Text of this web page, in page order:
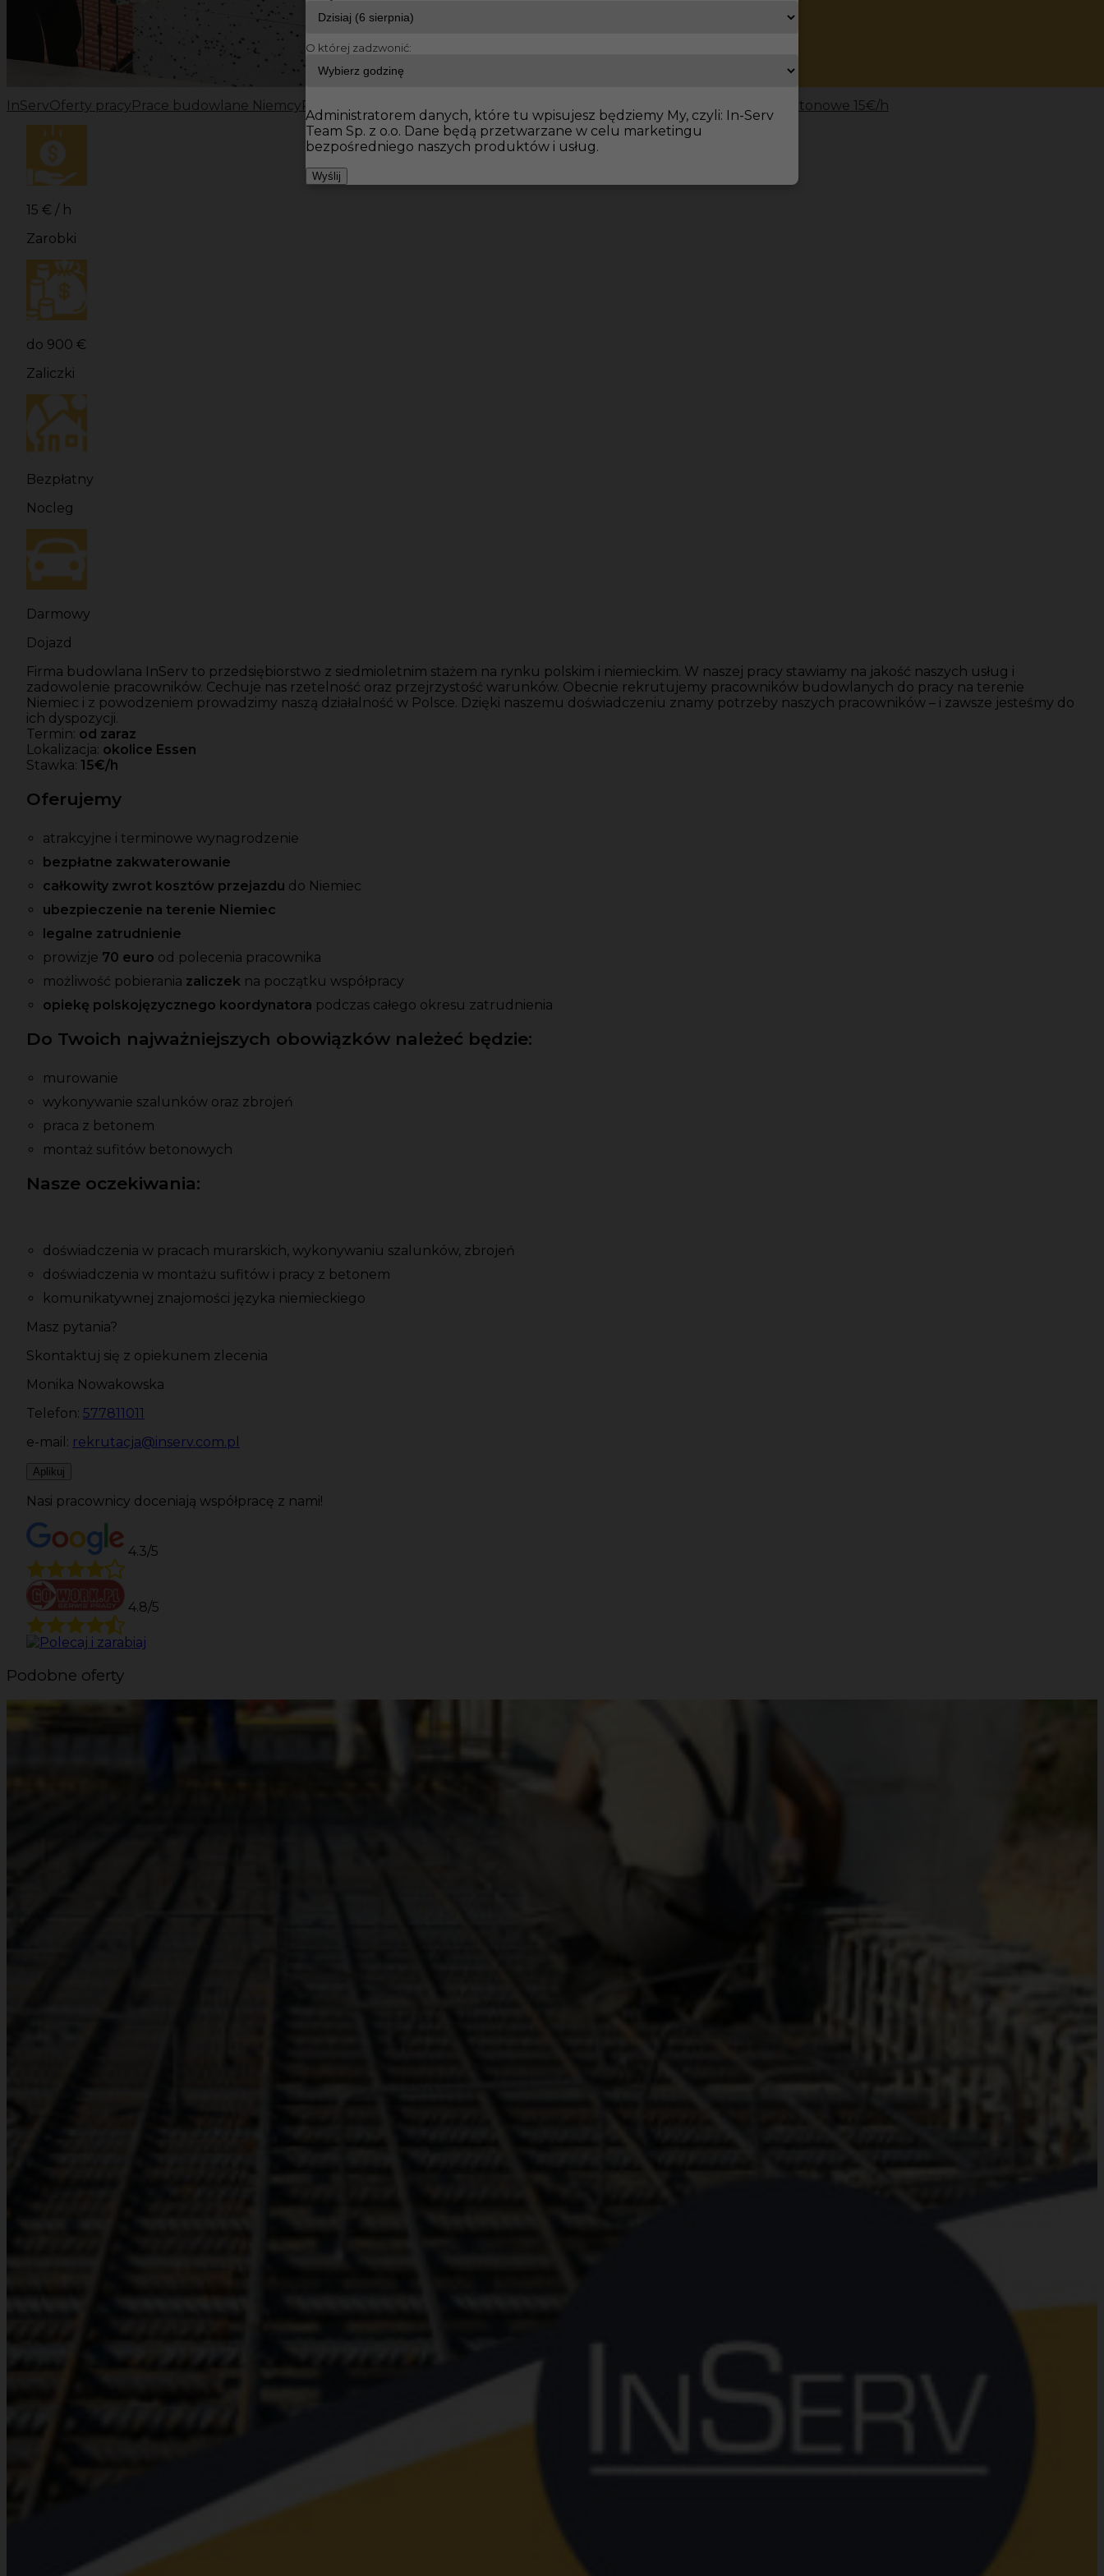
InServOferty pracy Prace budowlane Niemcy Prace budowlane Praca w Niemczech: wymiana stropów drewnianych na betonowe 15€/h
15 € / h
Zarobki
do 900 €
Zaliczki
Bezpłatny
Nocleg
Darmowy
Dojazd
Firma budowlana InServ to przedsiębiorstwo z siedmioletnim stażem na rynku polskim i niemieckim. W naszej pracy stawiamy na jakość naszych usług i
zadowolenie pracowników. Cechuje nas rzetelność oraz przejrzystość warunków. Obecnie rekrutujemy pracowników budowlanych do pracy na terenie
Niemiec i z powodzeniem prowadzimy naszą działalność w Polsce. Dzięki naszemu doświadczeniu znamy potrzeby naszych pracowników – i zawsze jesteśmy do
ich dyspozycji.
Termin: od zaraz
Lokalizacja: okolice Essen
Stawka: 15€/h
Oferujemy
atrakcyjne i terminowe wynagrodzenie
bezpłatne zakwaterowanie
całkowity zwrot kosztów przejazdu do Niemiec
ubezpieczenie na terenie Niemiec
legalne zatrudnienie
prowizje 70 euro od polecenia pracownika
możliwość pobierania zaliczek na początku współpracy
opiekę polskojęzycznego koordynatora podczas całego okresu zatrudnienia
Do Twoich najważniejszych obowiązków należeć będzie:
murowanie
wykonywanie szalunków oraz zbrojeń
praca z betonem
montaż sufitów betonowych
Nasze oczekiwania:
doświadczenia w pracach murarskich, wykonywaniu szalunków, zbrojeń
doświadczenia w montażu sufitów i pracy z betonem
komunikatywnej znajomości języka niemieckiego
Masz pytania?
Skontaktuj się z opiekunem zlecenia
Monika Nowakowska
Telefon: 577811011
e-mail: rekrutacja@inserv.com.pl
Aplikuj
Nasi pracownicy doceniają współpracę z nami!
4.3/5
4.8/5
Podobne oferty
O której zadzwonić:
Administratorem danych, które tu wpisujesz będziemy My, czyli: In-Serv
Team Sp. z o.o. Dane będą przetwarzane w celu marketingu
bezpośredniego naszych produktów i usług.
Wyślij